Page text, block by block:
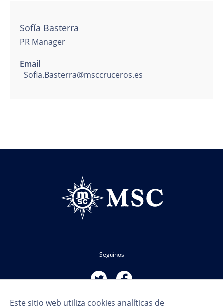
Este sitio web utiliza cookies analíticas de
Sofía Basterra
PR Manager
Email
Sofia.Basterra@msccruceros.es
Seguinos